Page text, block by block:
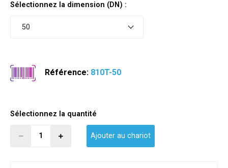
Sélectionnez la dimension (DN) :
50
Référence: 810T-50
Sélectionnez la quantité
Ajouter au chariot